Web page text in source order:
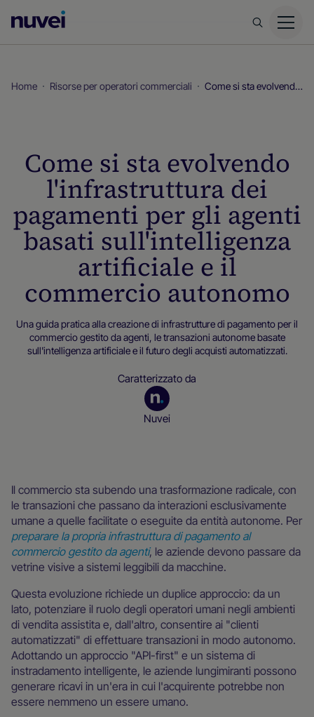
di
Home Risorse per operatori commerciali Come si sta evolvendo l'infrastruttura dei pagamenti per gli agenti basati sull'intelligenza artificiale e il commercio autonomo
Come si sta evolvendo
l'infrastruttura dei
pagamenti per gli agenti
basati sull'intelligenza
artificiale e il
commercio autonomo
Una guida pratica alla creazione di infrastrutture di pagamento per il
commercio gestito da agenti, le transazioni autonome basate
sull'intelligenza artificiale e il futuro degli acquisti automatizzati.
Caratterizzato da
Nuvei
Il commercio sta subendo una trasformazione radicale, con
le transazioni che passano da interazioni esclusivamente
umane a quelle facilitate o eseguite da entità autonome. Per
preparare la propria infrastruttura di pagamento al
commercio gestito da agenti, le aziende devono passare da
vetrine visive a sistemi leggibili da macchine.
Questa evoluzione richiede un duplice approccio: da un
lato, potenziare il ruolo degli operatori umani negli ambienti
di vendita assistita e, dall'altro, consentire ai "clienti
automatizzati" di effettuare transazioni in modo autonomo.
Adottando un approccio "API-first" e un sistema di
instradamento intelligente, le aziende lungimiranti possono
generare ricavi in un'era in cui l'acquirente potrebbe non
essere nemmeno un essere umano.